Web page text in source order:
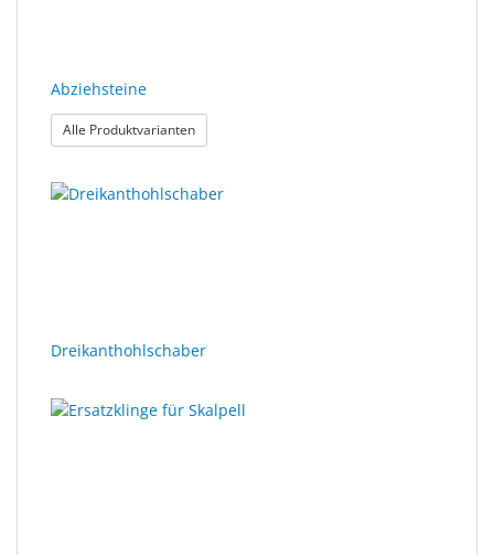
Abziehsteine
Alle Produktvarianten: Abziehsteine
Dreikanthohlschaber